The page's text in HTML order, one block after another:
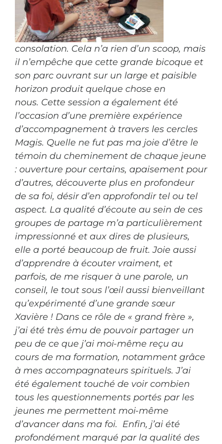
consolation. Cela n’a rien d’un scoop, mais
il n’empêche que cette grande bicoque et
son parc ouvrant sur un large et paisible
horizon produit quelque chose en
nous. Cette session a également été
l’occasion d’une première expérience
d’accompagnement à travers les cercles
Magis. Quelle ne fut pas ma joie d’être le
témoin du cheminement de chaque jeune
: ouverture pour certains, apaisement pour
d’autres, découverte plus en profondeur
de sa foi, désir d’en approfondir tel ou tel
aspect. La qualité d’écoute au sein de ces
groupes de partage m’a particulièrement
impressionné et aux dires de plusieurs,
elle a porté beaucoup de fruit. Joie aussi
d’apprendre à écouter vraiment, et
parfois, de me risquer à une parole, un
conseil, le tout sous l’œil aussi bienveillant
qu’expérimenté d’une grande sœur
Xavière ! Dans ce rôle de « grand frère »,
j’ai été très ému de pouvoir partager un
peu de ce que j’ai moi-même reçu au
cours de ma formation, notamment grâce
à mes accompagnateurs spirituels. J’ai
été également touché de voir combien
tous les questionnements portés par les
jeunes me permettent moi-même
d’avancer dans ma foi. Enfin, j’ai été
profondément marqué par la qualité des